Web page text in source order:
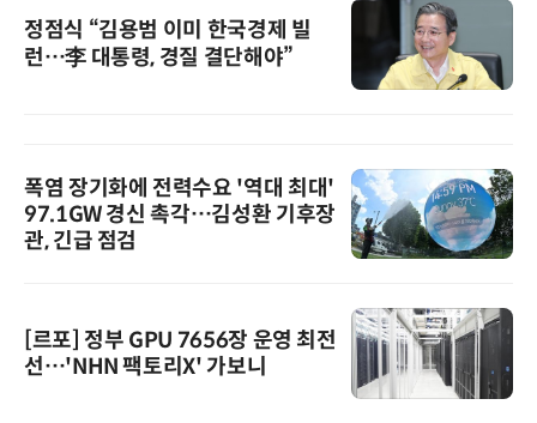
정점식 “김용범 이미 한국경제 빌
런…李 대통령, 경질 결단해야”
폭염 장기화에 전력수요 '역대 최대'
97.1GW 경신 촉각…김성환 기후장
관, 긴급 점검
[르포] 정부 GPU 7656장 운영 최전
선…'NHN 팩토리X' 가보니